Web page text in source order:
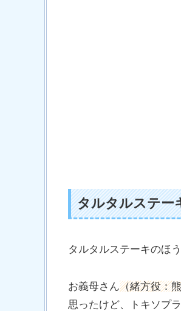
タルタルステー
タルタルステーキのほう
お義母さん（緒方役：
思ったけど、トキソプ